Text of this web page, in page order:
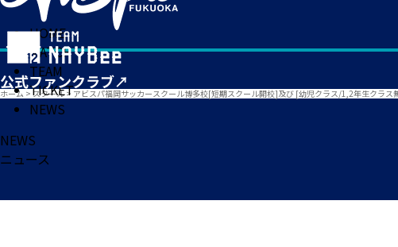
HOME
MATCH
TEAM
TICKET
NEWS
ホーム > スクール> アビスパ福岡サッカースクール博多校[短期スクール開校]及び [幼児クラス/1,2年生クラス
NEWS
ニュース